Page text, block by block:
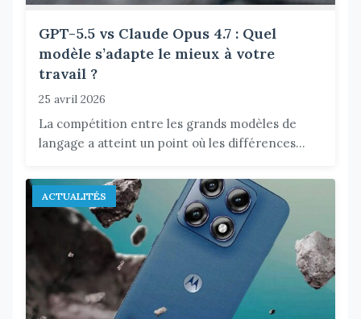
GPT-5.5 vs Claude Opus 4.7 : Quel
modèle s’adapte le mieux à votre
travail ?
25 avril 2026
La compétition entre les grands modèles de
langage a atteint un point où les différences...
ACTUALITÉS